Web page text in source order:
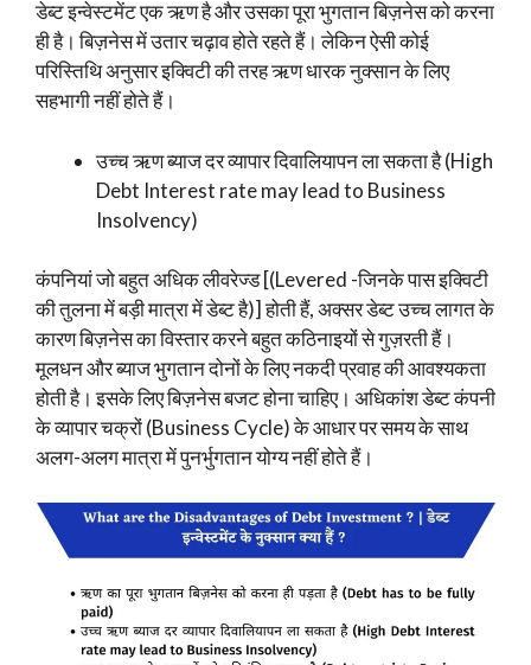
डेब्ट इन्वेस्टमेंट एक ऋण है और उसका पूरा भुगतान बिज़नेस को करना
ही है। बिज़नेस में उतार चढ़ाव होते रहते हैं। लेकिन ऐसी कोई
परिस्तिथि अनुसार इक्विटी की तरह ऋण धारक नुक्सान के लिए
सहभागी नहीं होते हैं।
उच्च ऋण ब्याज दर व्यापार दिवालियापन ला सकता है (High
Debt Interest rate may lead to Business
Insolvency)
कंपनियां जो बहुत अधिक लीवरेज्ड [(Levered -जिनके पास इक्विटी
की तुलना में बड़ी मात्रा में डेब्ट है)] होती हैं, अक्सर डेब्ट उच्च लागत के
कारण बिज़नेस का विस्तार करने बहुत कठिनाइयों से गुज़रती हैं।
मूलधन और ब्याज भुगतान दोनों के लिए नकदी प्रवाह की आवश्यकता
होती है। इसके लिए बिज़नेस बजट होना चाहिए। अधिकांश डेब्ट कंपनी
के व्यापार चक्रों (Business Cycle) के आधार पर समय के साथ
अलग-अलग मात्रा में पुनर्भुगतान योग्य नहीं होते हैं।